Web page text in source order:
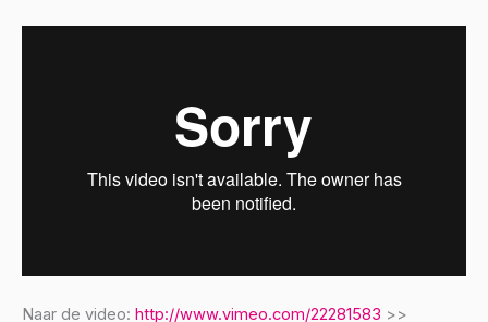
Naar de video: http://www.vimeo.com/22281583 >>